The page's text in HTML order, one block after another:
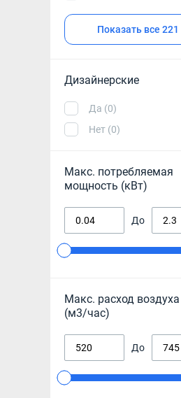
Показать все 221
Дизайнерские
Да (0)
Нет (0)
Макс. потребляемая
мощность (кВт)
До
Макс. расход воздуха
(м3/час)
До